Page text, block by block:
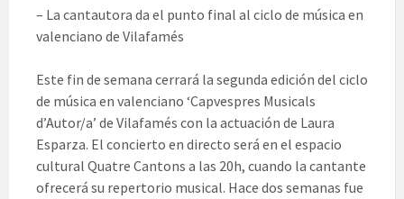
– La cantautora da el punto final al ciclo de música en
valenciano de Vilafamés
Este fin de semana cerrará la segunda edición del ciclo
de música en valenciano ‘Capvespres Musicals
d’Autor/a’ de Vilafamés con la actuación de Laura
Esparza. El concierto en directo será en el espacio
cultural Quatre Cantons a las 20h, cuando la cantante
ofrecerá su repertorio musical. Hace dos semanas fue